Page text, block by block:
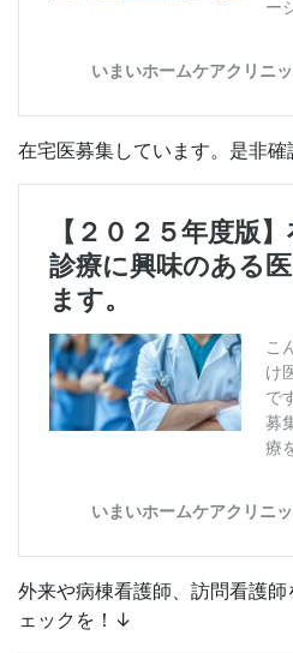
在宅医募集しています。是非
外来や病棟看護師、訪問看護
ェックを！↓